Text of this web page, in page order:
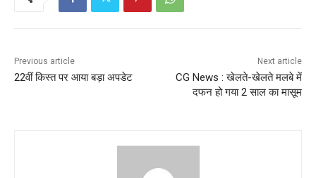
Previous article
22वीं किस्त पर आया बड़ा अपडेट
Next article
CG News : खेलते-खेलते मलबे में
दफन हो गया 2 साल का मासूम